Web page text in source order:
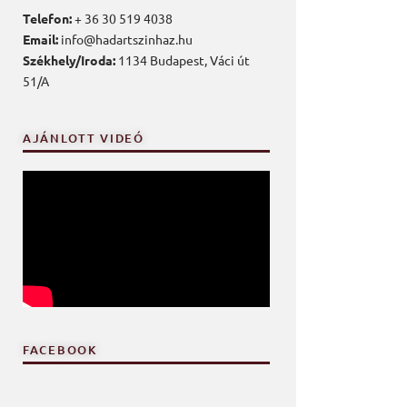
Telefon:+ 36 30 519 4038
Email: info@hadartszinhaz.hu
Székhely/Iroda: 1134 Budapest, Váci út
51/A
AJÁNLOTT VIDEÓ
FACEBOOK